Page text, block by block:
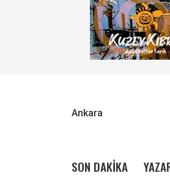
Ankara
SON DAKİKA